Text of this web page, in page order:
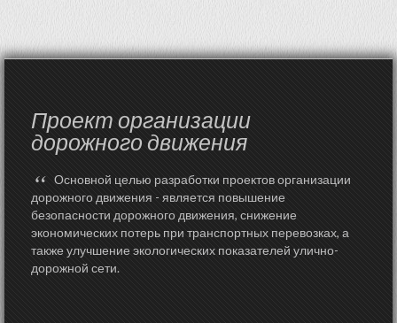
Проект организации
дорожного движения
“ Основной целью разработки проектов организации
дорожного движения - является повышение
безопасности дорожного движения, снижение
экономических потерь при транспортных перевозках, а
также улучшение экологических показателей улично-
дорожной сети.